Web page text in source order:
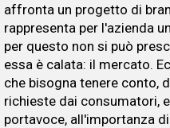
affronta un progetto di
rappresenta per l'azienda
per questo non si può
essa è calata: il mercato.
che bisogna tenere conto,
richieste dai consumatori,
portavoce, all'importanza